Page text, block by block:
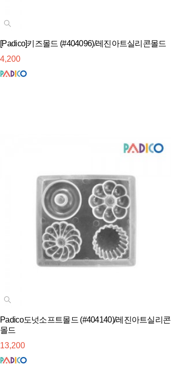
[Padico]키즈몰드 (#404096)/레진아트실리콘몰드
4,200
Padico도넛소프트몰드 (#404140)/레진아트실리콘
몰드
13,200